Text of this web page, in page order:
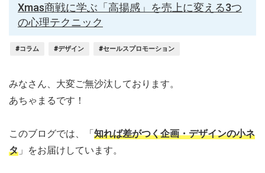
Xmas商戦に学ぶ「高揚感」を売上に変える3つ
の心理テクニック
#コラム #デザイン #セールスプロモーション
みなさん、大変ご無沙汰しております。
あちゃまるです！
このブログでは、「知れば差がつく企画・デザインの小ネ
タ 」をお届けしています。